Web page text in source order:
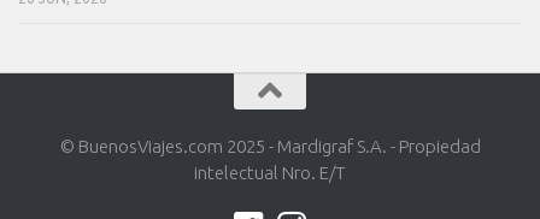
© BuenosViajes.com 2025 - Mardigraf S.A. - Propiedad
intelectual Nro. E/T